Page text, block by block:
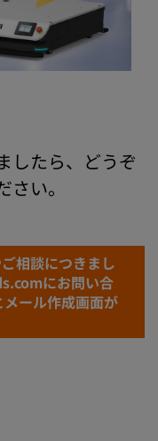
したら、どうぞ
い。
相談につきまし
にお問い合
ール作成画面が